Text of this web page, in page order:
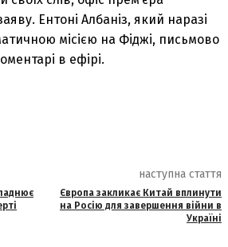
Ентоні Албаніз, який наразі
місією на Фіджі, письмово
в ефірі.
наступна стаття
Європа закликає Китай вплинути
на Росію для завершення війни в
Україні